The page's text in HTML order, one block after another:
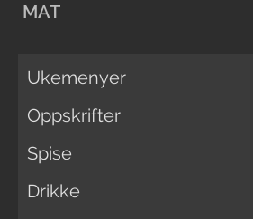
MAT
Ukemenyer
Oppskrifter
Spise
Drikke